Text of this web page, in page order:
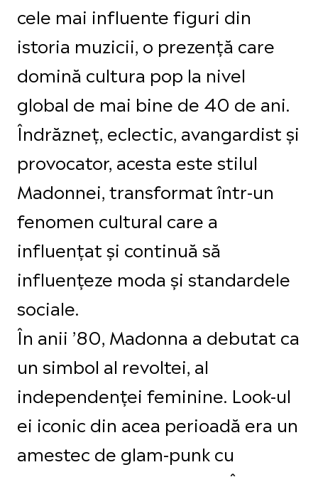
cele mai influente figuri din
istoria muzicii, o prezență care
domină cultura pop la nivel
global de mai bine de 40 de ani.
Îndrăzneț, eclectic, avangardist și
provocator, acesta este stilul
Madonnei, transformat într-un
fenomen cultural care a
influențat și continuă să
influențeze moda și standardele
sociale.
În anii ’80, Madonna a debutat ca
un simbol al revoltei, al
independenței feminine. Look-ul
ei iconic din acea perioadă era un
amestec de glam-punk cu